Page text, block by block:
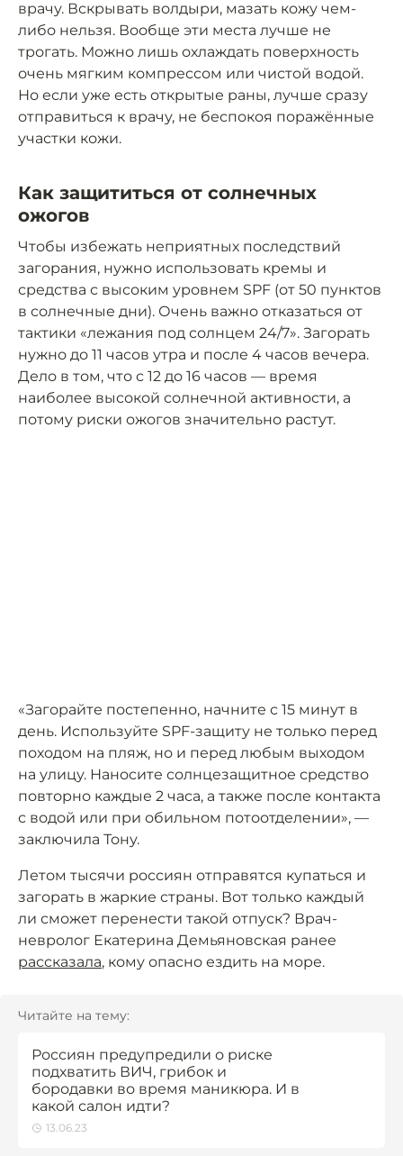
врачу. Вскрывать волдыри, мазать кожу чем-
либо нельзя. Вообще эти места лучше не
трогать. Можно лишь охлаждать поверхность
очень мягким компрессом или чистой водой.
Но если уже есть открытые раны, лучше сразу
отправиться к врачу, не беспокоя поражённые
участки кожи.
Как защититься от солнечных
ожогов
Чтобы избежать неприятных последствий
загорания, нужно использовать кремы и
средства с высоким уровнем SPF (от 50 пунктов
в солнечные дни). Очень важно отказаться от
тактики «лежания под солнцем 24/7». Загорать
нужно до 11 часов утра и после 4 часов вечера.
Дело в том, что с 12 до 16 часов — время
наиболее высокой солнечной активности, а
потому риски ожогов значительно растут.
«Загорайте постепенно, начните с 15 минут в
день. Используйте SPF-защиту не только перед
походом на пляж, но и перед любым выходом
на улицу. Наносите солнцезащитное средство
повторно каждые 2 часа, а также после контакта
с водой или при обильном потоотделении», —
заключила Тону.
Летом тысячи россиян отправятся купаться и
загорать в жаркие страны. Вот только каждый
ли сможет перенести такой отпуск? Врач-
невролог Екатерина Демьяновская ранее
рассказала, кому опасно ездить на море.
Читайте на тему:
Россиян предупредили о риске
подхватить ВИЧ, грибок и
бородавки во время маникюра. И в
какой салон идти?
13.06.23